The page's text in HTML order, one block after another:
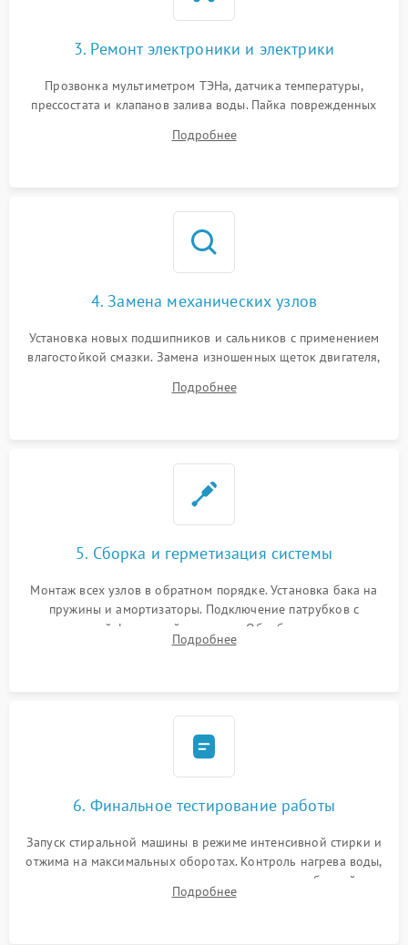
3. Ремонт электроники и электрики
Прозвонка мультиметром ТЭНа, датчика температуры,
прессостата и клапанов залива воды. Пайка поврежденных
Восстановление целостности проводки и контактов.
Подробнее
4. Замена механических узлов
Установка новых подшипников и сальников с применением
влагостойкой смазки. Замена изношенных щеток двигателя,
или поврежденной резиновой манжеты.
Подробнее
5. Сборка и герметизация системы
Монтаж всех узлов в обратном порядке. Установка бака на
пружины и амортизаторы. Подключение патрубков с
надежной фиксацией хомутами. Обработка стыков
герметиком для предотвращения возможных протечек воды.
Подробнее
6. Финальное тестирование работы
Запуск стиральной машины в режиме интенсивной стирки и
отжима на максимальных оборотах. Контроль нагрева воды,
корректности слива, отсутствия излишних вибраций,
посторонних стуков и протечек под корпусом.
Подробнее